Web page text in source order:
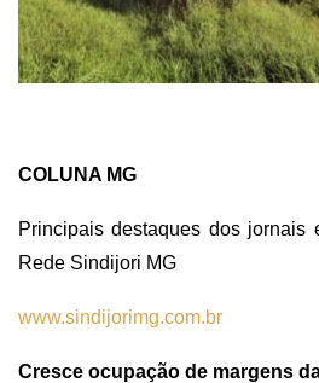
COLUNA MG
Principais destaques dos jornais
Rede Sindijori MG
www.sindijorimg.com.br
Cresce ocupação de margens